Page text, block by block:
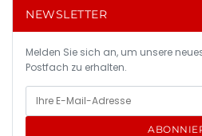
NEWSLETTER
Melden Sie sich an, um unsere
Postfach zu erhalten.